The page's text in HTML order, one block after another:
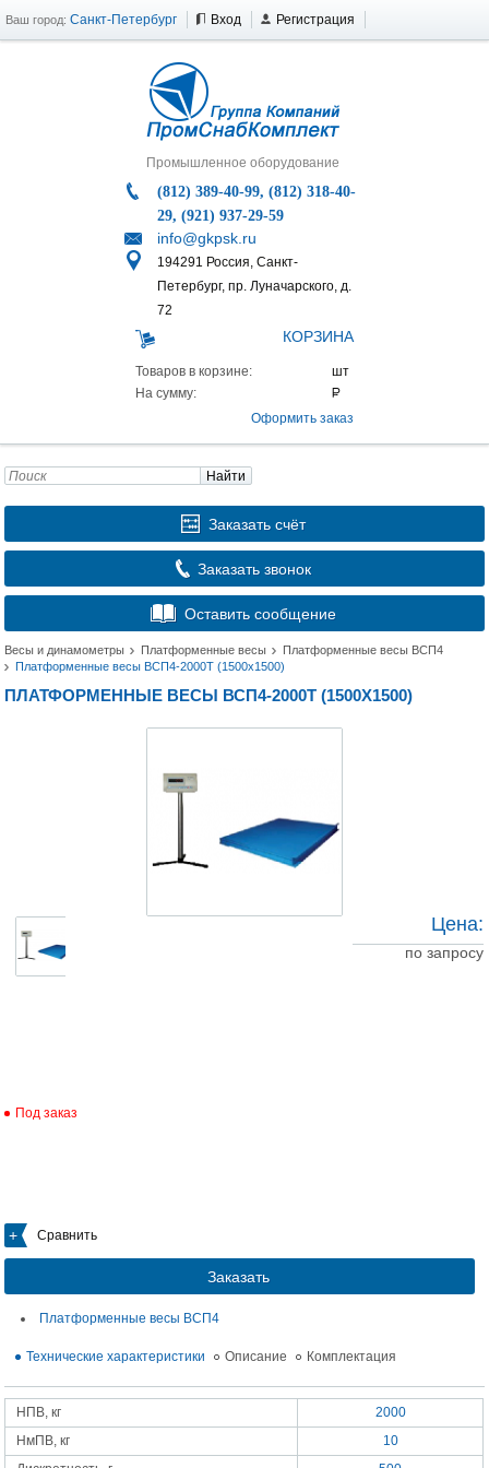
Ваш город: Санкт-Петербург Вход Регистрация
Промышленное оборудование
(812) 389-40-99, (812) 318-40-
29, (921) 937-29-59
info@gkpsk.ru
194291 Россия, Санкт-
Петербург, пр. Луначарского, д.
72
КОРЗИНА
Товаров в корзине:
На сумму:
Оформить заказ
Найти
Заказать счёт
Заказать звонок
Оставить сообщение
Весы и динамометры Платформенные весы
Платформенные весы ВСП4
Платформенные весы ВСП4-2000Т (1500x1500)
ПЛАТФОРМЕННЫЕ ВЕСЫ ВСП4-2000Т (1500X1500)
Под заказ
Сравнить
Заказать
Цена:
по запросу
Платформенные весы ВСП4
Технические характеристики Описание Комплектация
НПВ, кг
2000
НмПВ, кг
10